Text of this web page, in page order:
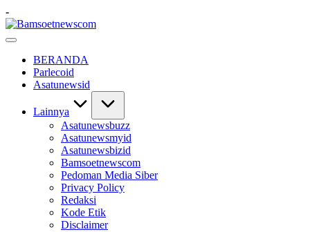
Skip
to
content
-
Bamsoetnewscom
Berita
MobilitasBERANDA
Parlecoid
Asatunewsid
Lainnya
Asatunewsbuzz
Asatunewsmyid
Asatunewsbizid
Bamsoetnewscom
Pedoman Media Siber
Privacy Policy
Redaksi
Kode Etik
Disclaimer